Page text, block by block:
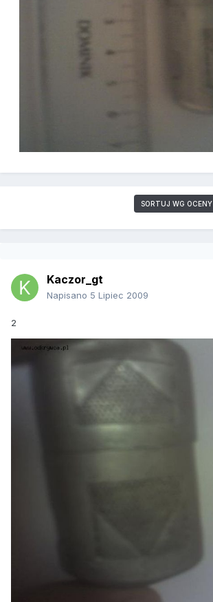
SORTUJ WG OCENY
Kaczor_gt
Napisano 5 Lipiec 2009
2